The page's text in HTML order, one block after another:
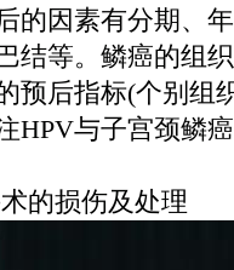
的因素有分期、
结等。鳞癌的组
预后指标(个别组
HPV与子宫颈鳞
的损伤及处理